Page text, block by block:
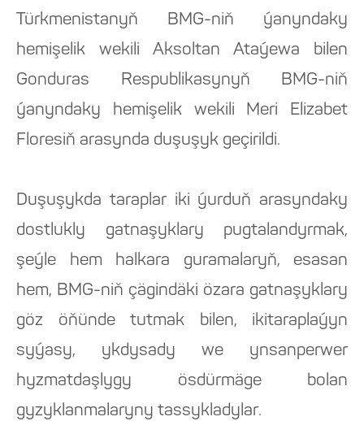
Türkmenistanyň BMG-niň ýanyndaky
hemişelik wekili Aksoltan Ataýewa bilen
Gonduras Respublikasynyň BMG-niň
ýanyndaky hemişelik wekili Meri Elizabet
Floresiň arasynda duşuşyk geçirildi.
Duşuşykda taraplar iki ýurduň arasyndaky
dostlukly gatnaşyklary pugtalandyrmak,
şeýle hem halkara guramalaryň, esasan
hem, BMG-niň çägindäki özara gatnaşyklary
göz öňünde tutmak bilen, ikitaraplaýyn
syýasy, ykdysady we ynsanperwer
hyzmatdaşlygy ösdürmäge bolan
gyzyklanmalaryny tassykladylar.